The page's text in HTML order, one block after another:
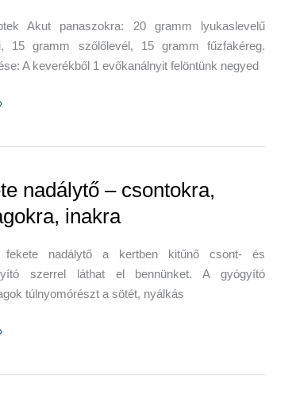
Akut panaszokra: 20 gramm lyukaslevelű
15 gramm szőlőlevél, 15 gramm fűzfakéreg.
A keverékből 1 evőkanálnyit felöntünk negyed
nadálytő – csontokra,
inakra
fekete nadálytő a kertben kitűnő csont- és
szerrel láthat el bennünket. A gyógyító
túlnyomórészt a sötét, nyálkás